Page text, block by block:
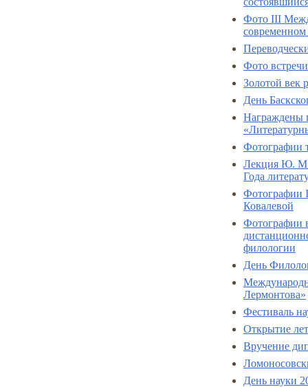
Фото III
Фото
Золотой век
День
Награждены
Фотографии
Лекция Ю. М.
Года
Фотографии
Ковалевой
Фотографии
филологии
День
Лермонтова»
Фестиваль
Открытие
Вручение
День науки